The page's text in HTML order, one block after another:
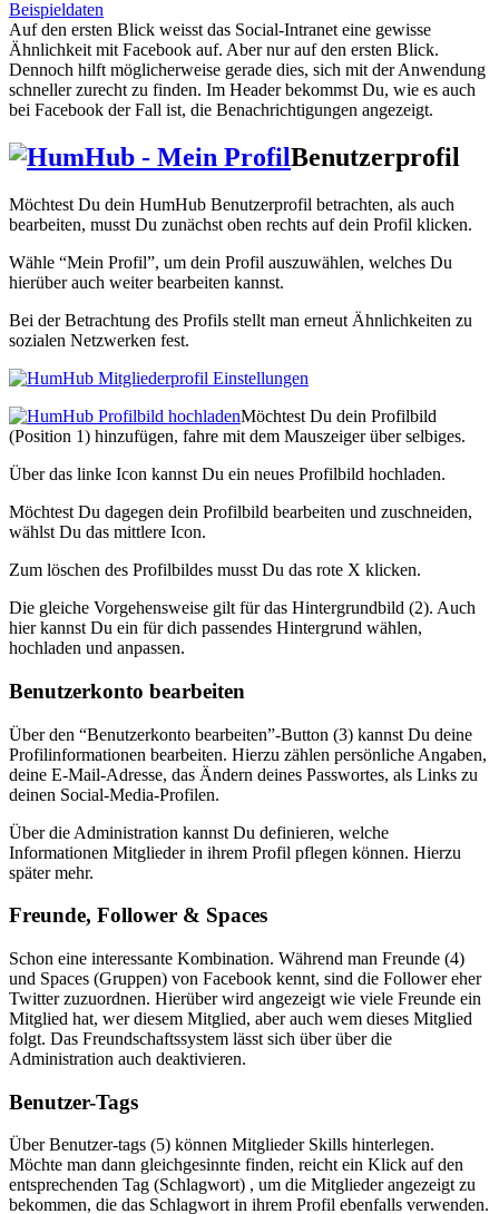
Auf den ersten Blick weisst das Social-Intranet eine gewisse
Ähnlichkeit mit Facebook auf. Aber nur auf den ersten Blick.
Dennoch hilft möglicherweise gerade dies, sich mit der Anwendung
schneller zurecht zu finden. Im Header bekommst Du, wie es auch
bei Facebook der Fall ist, die Benachrichtigungen angezeigt.
Benutzerprofil
Möchtest Du dein HumHub Benutzerprofil betrachten, als auch
bearbeiten, musst Du zunächst oben rechts auf dein Profil klicken.
Wähle “Mein Profil”, um dein Profil auszuwählen, welches Du
hierüber auch weiter bearbeiten kannst.
Bei der Betrachtung des Profils stellt man erneut Ähnlichkeiten zu
sozialen Netzwerken fest.
Möchtest Du dein Profilbild
(Position 1) hinzufügen, fahre mit dem Mauszeiger über selbiges.
Über das linke Icon kannst Du ein neues Profilbild hochladen.
Möchtest Du dagegen dein Profilbild bearbeiten und zuschneiden,
wählst Du das mittlere Icon.
Zum löschen des Profilbildes musst Du das rote X klicken.
Die gleiche Vorgehensweise gilt für das Hintergrundbild (2). Auch
hier kannst Du ein für dich passendes Hintergrund wählen,
hochladen und anpassen.
Benutzerkonto bearbeiten
Über den “Benutzerkonto bearbeiten”-Button (3) kannst Du deine
Profilinformationen bearbeiten. Hierzu zählen persönliche Angaben,
deine E-Mail-Adresse, das Ändern deines Passwortes, als Links zu
deinen Social-Media-Profilen.
Über die Administration kannst Du definieren, welche
Informationen Mitglieder in ihrem Profil pflegen können. Hierzu
später mehr.
Freunde, Follower & Spaces
Schon eine interessante Kombination. Während man Freunde (4)
und Spaces (Gruppen) von Facebook kennt, sind die Follower eher
Twitter zuzuordnen. Hierüber wird angezeigt wie viele Freunde ein
Mitglied hat, wer diesem Mitglied, aber auch wem dieses Mitglied
folgt. Das Freundschaftssystem lässt sich über über die
Administration auch deaktivieren.
Benutzer-Tags
Über Benutzer-tags (5) können Mitglieder Skills hinterlegen.
Möchte man dann gleichgesinnte finden, reicht ein Klick auf den
entsprechenden Tag (Schlagwort) , um die Mitglieder angezeigt zu
bekommen, die das Schlagwort in ihrem Profil ebenfalls verwenden.